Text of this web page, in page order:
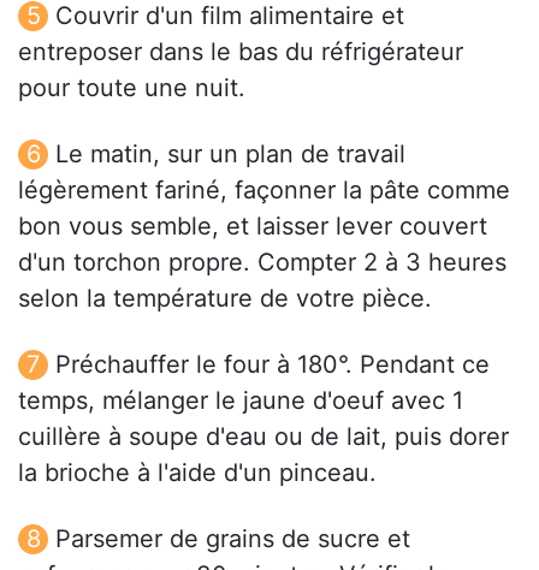
Couvrir d'un film alimentaire et
entreposer dans le bas du réfrigérateur
pour toute une nuit.
Le matin, sur un plan de travail
légèrement fariné, façonner la pâte comme
bon vous semble, et laisser lever couvert
d'un torchon propre. Compter 2 à 3 heures
selon la température de votre pièce.
Préchauffer le four à 180°. Pendant ce
temps, mélanger le jaune d'oeuf avec 1
cuillère à soupe d'eau ou de lait, puis dorer
la brioche à l'aide d'un pinceau.
Parsemer de grains de sucre et